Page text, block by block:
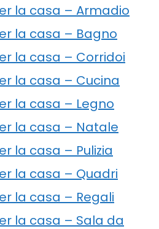
la casa – Armadio
la casa – Bagno
la casa – Corridoi
la casa – Cucina
la casa – Legno
la casa – Natale
la casa – Pulizia
la casa – Quadri
la casa – Regali
la casa – Sala da